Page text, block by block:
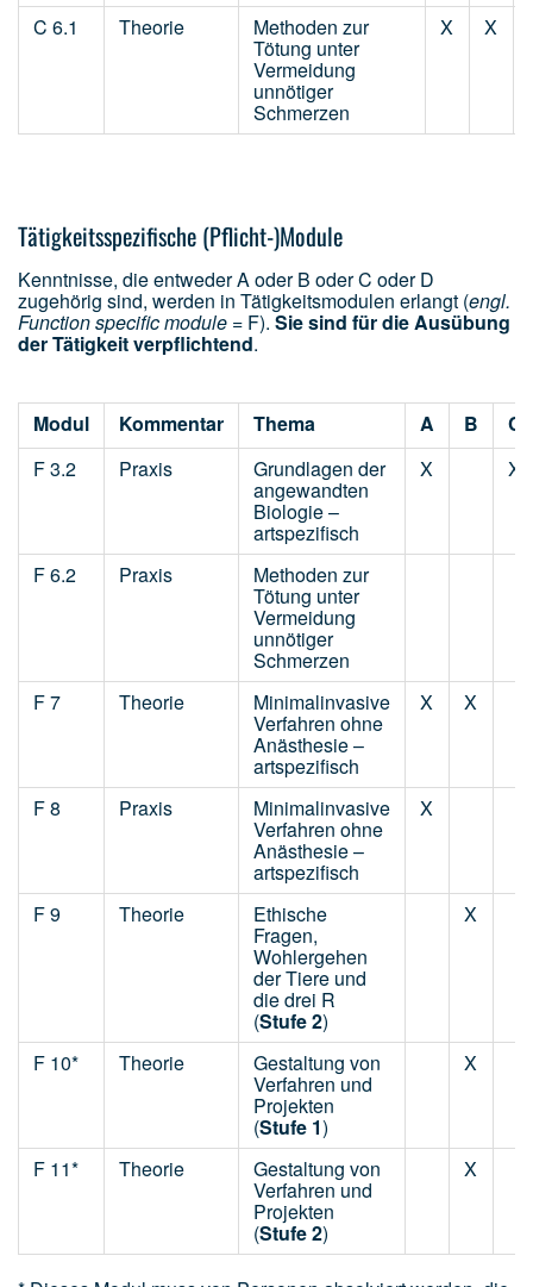
C 6.1 Theorie Methoden zur
Tötung unter
Vermeidung
unnötiger
Schmerzen
X X
Tätigkeitsspezifische (Pflicht-)Module
Kenntnisse, die entweder A oder B oder C oder D
zugehörig sind, werden in Tätigkeitsmodulen erlangt (engl.
Function specific module = F). Sie sind für die Ausübung
der Tätigkeit verpflichtend.
Modul Kommentar Thema A B
C
F 3.2
Praxis Grundlagen der
angewandten
Biologie –
artspezifisch
X X
F 6.2 Praxis Methoden zur
Tötung unter
Vermeidung
unnötiger
Schmerzen
F 7
Theorie Minimalinvasive
Verfahren ohne
Anästhesie –
artspezifisch
X X
F 8 Praxis Minimalinvasive
Verfahren ohne
Anästhesie –
artspezifisch
X
F 9 Theorie Ethische
Fragen,
Wohlergehen
der Tiere und
die drei R
(Stufe 2)
X
F 10* Theorie Gestaltung von
Verfahren und
Projekten
(Stufe 1)
X
F 11* Theorie Gestaltung von
Verfahren und
Projekten
(Stufe 2)
X